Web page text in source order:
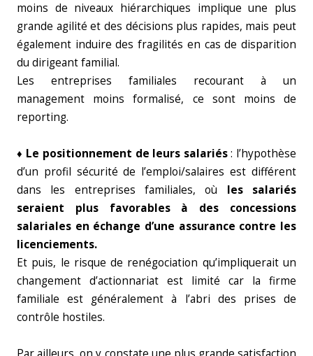
moins de niveaux hiérarchiques implique une plus
grande agilité et des décisions plus rapides, mais peut
également induire des fragilités en cas de disparition
du dirigeant familial.
Les entreprises familiales recourant à un
management moins formalisé, ce sont moins de
reporting.
♦ Le positionnement de leurs salariés: l’hypothèse
d’un profil sécurité de l’emploi/salaires est différent
dans les entreprises familiales, où les salariés
seraient plus favorables à des concessions
salariales en échange d’une assurance contre les
licenciements.
Et puis, le risque de renégociation qu’impliquerait un
changement d’actionnariat est limité car la firme
familiale est généralement à l’abri des prises de
contrôle hostiles.